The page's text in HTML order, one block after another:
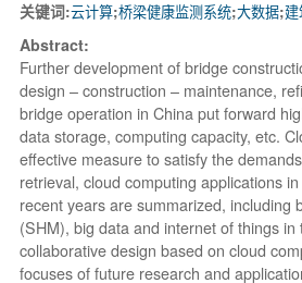
关键词:云计算;桥梁健康监测系统;大数据;
Abstract:
Further development of bridge
design – construction – maintenance,
bridge operation in China put forward
data storage, computing capacity, etc.
effective measure to satisfy the
retrieval, cloud computing applications
recent years are summarized, including
(SHM), big data and internet of things
collaborative design based on cloud
focuses of future research and